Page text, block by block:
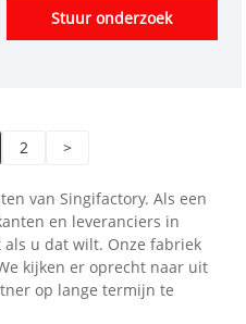
Surge Protection
naar SPD) zijn geschikt
bliksem of andere
C Surge Protectors.
Stuur onderzoek
2 >
van Singifactory. Als een
en leveranciers in
u dat wilt. Onze fabriek
kijken er oprecht naar uit
op lange termijn te